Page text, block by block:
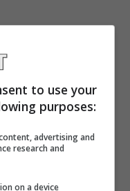
serbo,
l’unico
vincente
3 trionfi su 4
il nativo di
anche lo
to use your
purposes:
advertising and
research and
on a device